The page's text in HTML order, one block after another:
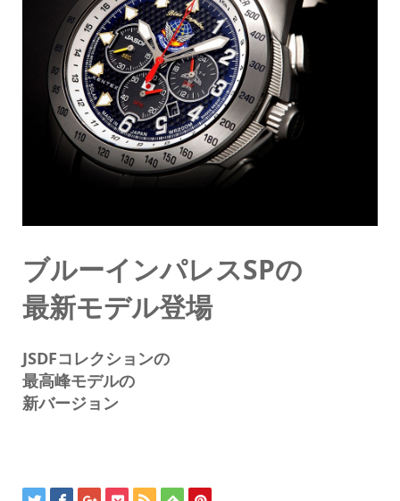
ブルーインパレスSPの
最新モデル登場
JSDFコレクションの
最高峰モデルの
新バージョン